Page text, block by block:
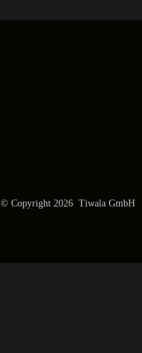
© Copyright 2026 Tiwala GmbH